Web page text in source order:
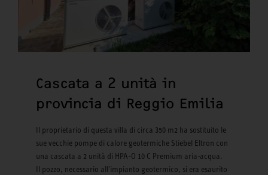
Cascata a 2 unità in
provincia di Reggio Emilia
Il proprietario di questa villa di circa 350 m2 ha sostituito le
sue vecchie pompe di calore geotermiche Stiebel Eltron con
una cascata a 2 unità di HPA-O 10 C Premium aria-acqua.
Il pozzo, necessario all'impianto geotermico, si era esaurito